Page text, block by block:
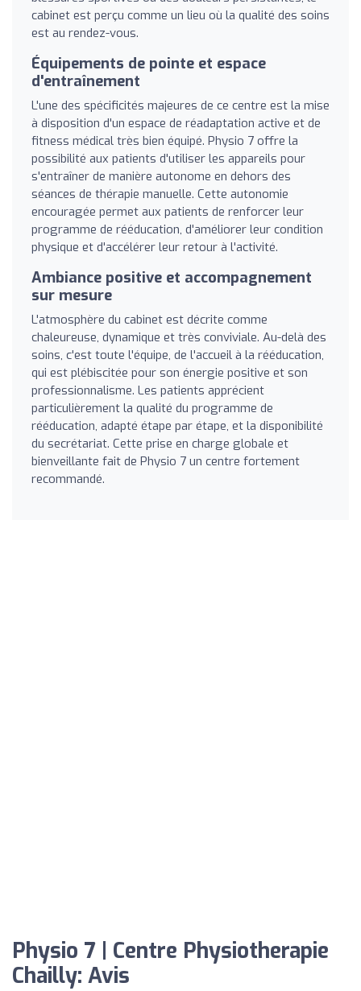
cabinet est perçu comme un lieu où la qualité des soins
est au rendez-vous.
Équipements de pointe et espace
d'entraînement
L'une des spécificités majeures de ce centre est la mise
à disposition d'un espace de réadaptation active et de
fitness médical très bien équipé. Physio 7 offre la
possibilité aux patients d'utiliser les appareils pour
s'entraîner de manière autonome en dehors des
séances de thérapie manuelle. Cette autonomie
encouragée permet aux patients de renforcer leur
programme de rééducation, d'améliorer leur condition
physique et d'accélérer leur retour à l'activité.
Ambiance positive et accompagnement
sur mesure
L'atmosphère du cabinet est décrite comme
chaleureuse, dynamique et très conviviale. Au-delà des
soins, c'est toute l'équipe, de l'accueil à la rééducation,
qui est plébiscitée pour son énergie positive et son
professionnalisme. Les patients apprécient
particulièrement la qualité du programme de
rééducation, adapté étape par étape, et la disponibilité
du secrétariat. Cette prise en charge globale et
bienveillante fait de Physio 7 un centre fortement
recommandé.
Physio 7 | Centre Physiotherapie
Chailly: Avis